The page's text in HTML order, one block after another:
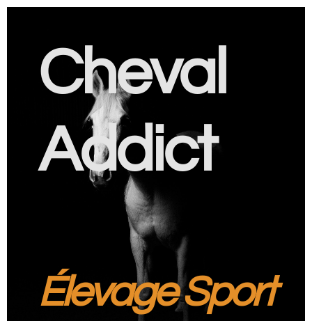
Cheval
Addict
Élevage Sport